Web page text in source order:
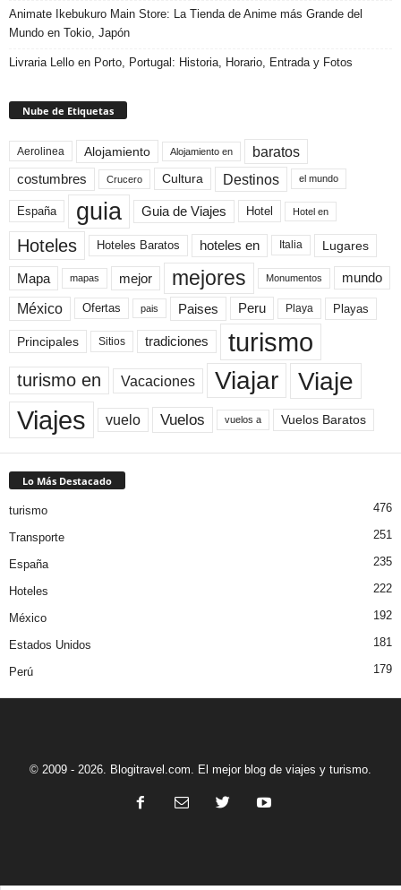
Animate Ikebukuro Main Store: La Tienda de Anime más Grande del
Mundo en Tokio, Japón
Livraria Lello en Porto, Portugal: Historia, Horario, Entrada y Fotos
Nube de Etiquetas
Aerolinea Alojamiento Alojamiento en baratos
costumbres Crucero Cultura Destinos el mundo
España guia Guia de Viajes Hotel Hotel en
Hoteles Hoteles Baratos hoteles en Italia Lugares
Mapa mapas mejor mejores Monumentos mundo
México Ofertas pais Paises Peru Playa Playas
Principales Sitios tradiciones turismo
turismo en Vacaciones Viajar Viaje
Viajes vuelo Vuelos vuelos a Vuelos Baratos
Lo Más Destacado
turismo 476
Transporte 251
España 235
Hoteles 222
México 192
Estados Unidos 181
Perú 179
© 2009 - 2026. Blogitravel.com. El mejor blog de viajes y turismo.